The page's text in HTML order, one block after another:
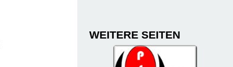
WEITERE SEITEN